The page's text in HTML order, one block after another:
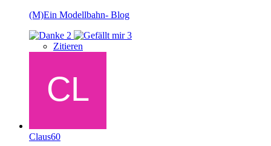
(M)Ein Modellbahn- Blog
2
3
Zitieren
Claus60